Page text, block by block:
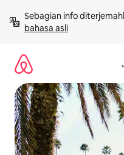
langsung
lihat
Sebagian info
bahasa asli